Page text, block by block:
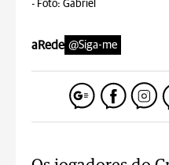
- Foto: Gabriel
aRede @Siga-me